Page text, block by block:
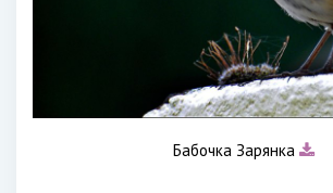
Бабочка Зарянка